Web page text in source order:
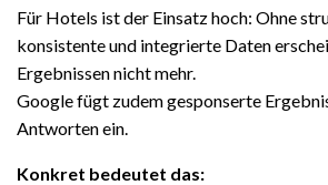
Für Hotels ist der Einsatz hoch: Ohne
konsistente und integrierte Daten
Ergebnissen nicht mehr.
Google fügt zudem gesponserte
Antworten ein.
Konkret bedeutet das: